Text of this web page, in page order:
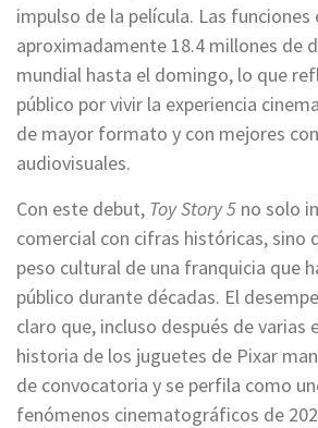
impulso de la película. Las funciones
aproximadamente 18.4 millones de
mundial hasta el domingo, lo que
público por vivir la experiencia
de mayor formato y con mejores
audiovisuales.
Con este debut, Toy Story 5 no solo
comercial con cifras históricas, sino
peso cultural de una franquicia que
público durante décadas. El
claro que, incluso después de varias
historia de los juguetes de Pixar
de convocatoria y se perfila como
fenómenos cinematográficos de